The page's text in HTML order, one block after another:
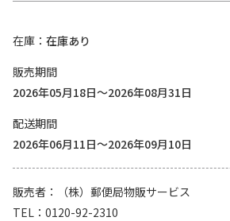
在庫
在庫あり
販売期間
2026年05月18日～2026年08月31日
配送期間
2026年06月11日～2026年09月10日
販売者
（株）郵便局物販サービス
TEL
0120-92-2310